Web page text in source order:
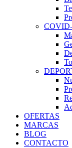
OFERTAS
MARCAS
BLOG
CONTACTO